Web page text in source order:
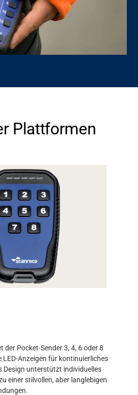
Plattformen
der Pocket-Sender3, 4, 6 oder8
LED-Anzeigen für kontinuierliches
Design unterstützt individuelles
einer stilvollen, aber langlebigen